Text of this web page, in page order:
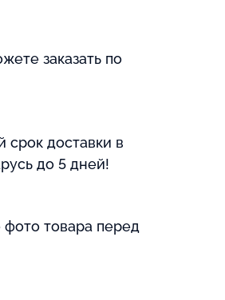
заказать по
срок доставки в
до 5 дней!
товара перед